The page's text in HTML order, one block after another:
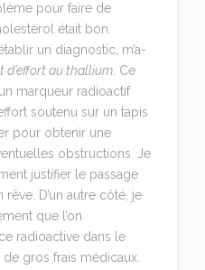
pour faire de
était bon.
un diagnostic, m’a-
d’effort au thallium. Ce
marqueur radioactif
soutenu sur un tapis
pour obtenir une
obstructions. Je
justifier le passage
D’un autre côté, je
que l’on
radioactive dans le
gros frais médicaux.